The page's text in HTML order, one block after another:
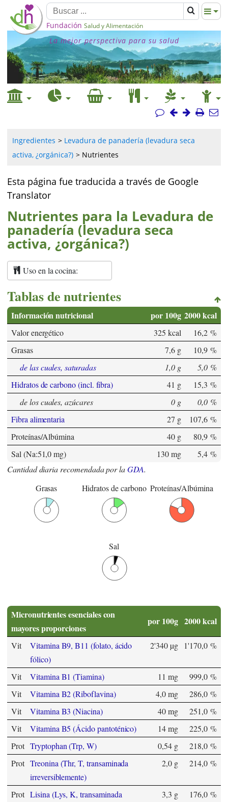
Fundación Salud y Alimentación
La mejor perspectiva para su salud
Ingredientes
Levadura de panadería (levadura seca
activa, ¿orgánica?)
Nutrientes
Esta página fue traducida a través de Google
Translator
Nutrientes para la Levadura de
panadería (levadura seca
activa, ¿orgánica?)
Uso en la cocina:
Tablas de nutrientes
Información nutricional por 100g 2000 kcal
Valor energético 325 kcal
16,2 %
Grasas
7,6 g
10,9 %
de las cuales, saturadas
1,0 g
5,0 %
Hidratos de carbono (incl. fibra)
41 g
15,3 %
de los cuales, azúcares
0 g
0,0 %
Fibra alimentaria
27 g
107,6 %
Proteínas/Albúmina
40 g
80,9 %
Sal (Na:51,0 mg)
130 mg
5,4 %
Cantidad diaria recomendada por laGDA.
Grasas
Hidratos de carbono Proteínas/Albúmina
Sal
Micronutrientes esenciales con
mayores proporciones
por 100g 2000 kcal
Vit
Vitamina B9, B11 (folato, ácido
fólico)
2'340 µg 1'170,0 %
Vit Vitamina B1 (Tiamina) 11 mg
999,0 %
Vit
Vitamina B2 (Riboflavina) 4,0 mg
286,0 %
Vit
Vitamina B3 (Niacina) 40 mg
251,0 %
Vit
Vitamina B5 (Ácido pantoténico) 14 mg
225,0 %
Prot Tryptophan (Trp, W) 0,54 g
218,0 %
Prot Treonina (Thr, T, transaminada
irreversiblemente)
2,0 g 214,0 %
Prot Lisina (Lys, K, transaminada
3,3 g 176,0 %